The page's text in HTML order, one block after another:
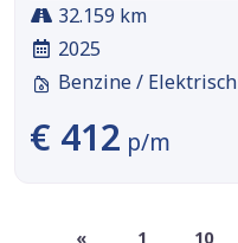
32.159 km
2025
Benzine / Elektrisch
€ 412 p/m
« 1 10